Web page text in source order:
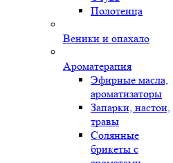
Полотенца
Веники и опахало
Ароматерапия
Эфирные масла,
ароматизаторы
Запарки, настои,
травы
Солянные
брикеты с